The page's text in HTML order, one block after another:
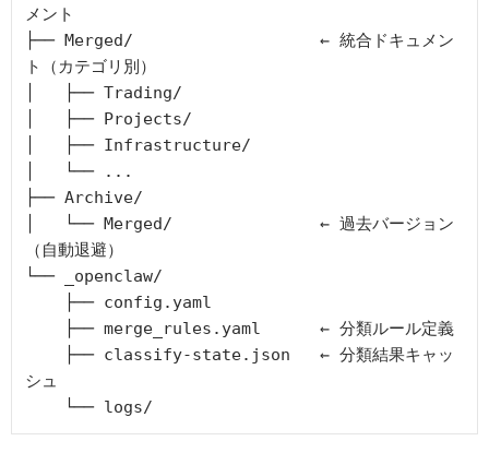
メント
├── Merged/                   ← 統合ドキュメン
ト（カテゴリ別）
│   ├── Trading/
│   ├── Projects/
│   ├── Infrastructure/
│   └── ...
├── Archive/
│   └── Merged/               ← 過去バージョン
（自動退避）
└── _openclaw/
シュ